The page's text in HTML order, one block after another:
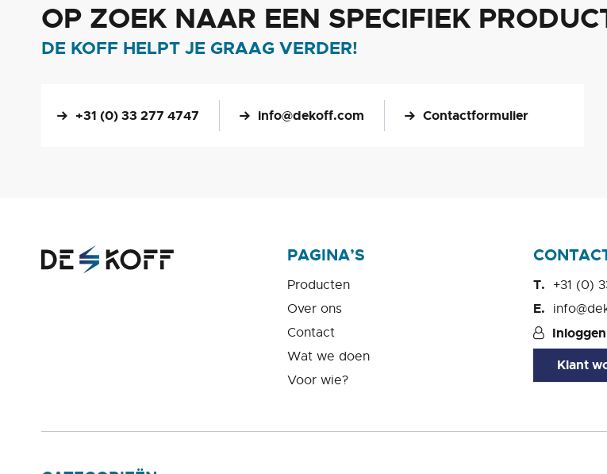
OP ZOEK NAAR EEN SPECIFIEK
DE KOFF HELPT JE GRAAG VERDER!
+31 (0) 33 277 4747 info@dekoff.com Contactformulier
PAGINA’S
Producten
Over ons
Contact
Wat we doen
Voor wie?
+31 (0)
Inloggen
Klant